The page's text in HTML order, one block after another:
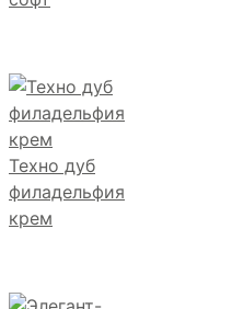
Техно дуб
филадельфия
крем